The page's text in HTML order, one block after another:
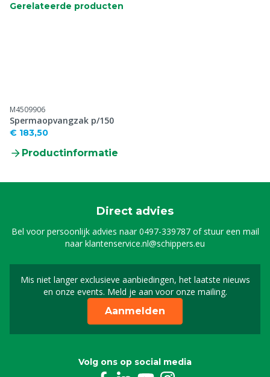
Gerelateerde producten
M4509906
Spermaopvangzak p/150
€ 183,50
Productinformatie
Direct advies
Bel voor persoonlijk advies naar0497-339787of stuur een mail
naarklantenservice.nl@schippers.eu
Mis niet langer exclusieve aanbiedingen, het laatste nieuws
en onze events. Meld je aan voor onze mailing.
Schrijf je in voor onze
Aanmelden
Volg ons op social media